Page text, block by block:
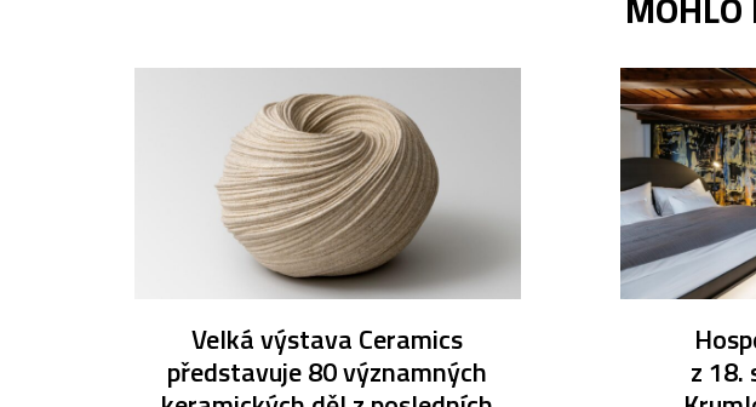
Velká výstava Ceramics
představuje 80 významných z 18.